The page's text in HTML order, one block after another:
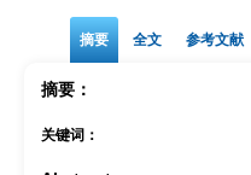
摘要 全文 参考文献
摘要：
关键词：